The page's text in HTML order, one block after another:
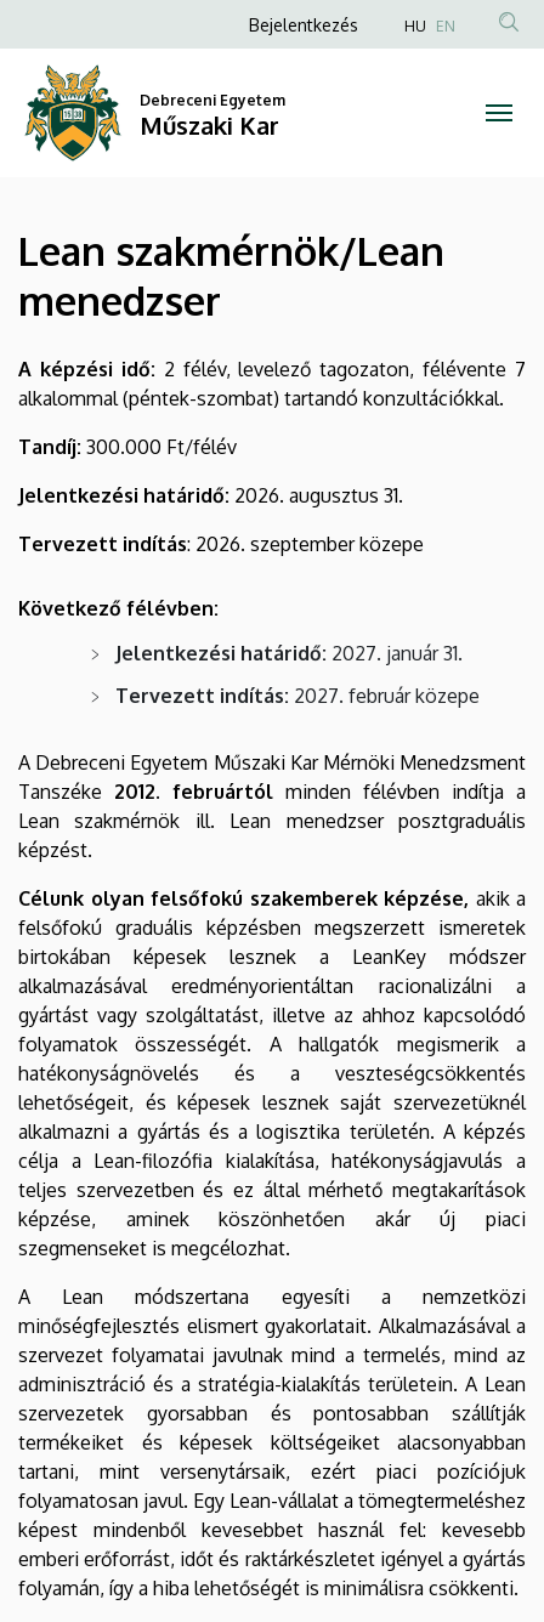
szakmérnök/Lean
menedzser
Kar
a
tartalomra
Anonim
fiók
menüje
Bejelentkezés HU EN
Debreceni Egyetem
Műszaki Kar
Lean szakmérnök/Lean
menedzser
A képzési idő: 2 félév, levelező tagozaton, félévente 7
alkalommal (péntek-szombat) tartandó konzultációkkal.
Tandíj: 300.000 Ft/félév
Jelentkezési határidő: 2026. augusztus 31.
Tervezett indítás: 2026. szeptember közepe
Következő félévben:
Jelentkezési határidő: 2027. január 31.
Tervezett indítás: 2027. február közepe
A Debreceni Egyetem Műszaki Kar Mérnöki Menedzsment
Tanszéke 2012. februártól minden félévben indítja a
Lean szakmérnök ill. Lean menedzser posztgraduális
képzést.
Célunk olyan felsőfokú szakemberek képzése, akik a
felsőfokú graduális képzésben megszerzett ismeretek
birtokában képesek lesznek a LeanKey módszer
alkalmazásával eredményorientáltan racionalizálni a
gyártást vagy szolgáltatást, illetve az ahhoz kapcsolódó
folyamatok összességét. A hallgatók megismerik a
hatékonyságnövelés és a veszteségcsökkentés
lehetőségeit, és képesek lesznek saját szervezetüknél
alkalmazni a gyártás és a logisztika területén. A képzés
célja a Lean-filozófia kialakítása, hatékonyságjavulás a
teljes szervezetben és ez által mérhető megtakarítások
képzése, aminek köszönhetően akár új piaci
szegmenseket is megcélozhat.
A Lean módszertana egyesíti a nemzetközi
minőségfejlesztés elismert gyakorlatait. Alkalmazásával a
szervezet folyamatai javulnak mind a termelés, mind az
adminisztráció és a stratégia-kialakítás területein. A Lean
szervezetek gyorsabban és pontosabban szállítják
termékeiket és képesek költségeiket alacsonyabban
tartani, mint versenytársaik, ezért piaci pozíciójuk
folyamatosan javul. Egy Lean-vállalat a tömegtermeléshez
képest mindenből kevesebbet használ fel: kevesebb
emberi erőforrást, időt és raktárkészletet igényel a gyártás
folyamán, így a hiba lehetőségét is minimálisra csökkenti.